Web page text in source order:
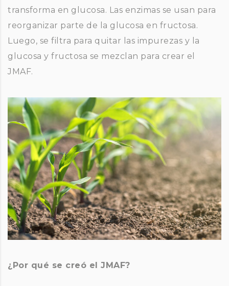
transforma en glucosa. Las enzimas se usan para
reorganizar parte de la glucosa en fructosa.
Luego, se filtra para quitar las impurezas y la
glucosa y fructosa se mezclan para crear el
JMAF.
¿Por qué se creó el JMAF?